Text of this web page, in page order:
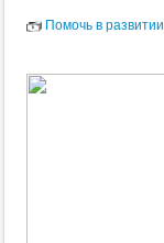
Помочь в развитии